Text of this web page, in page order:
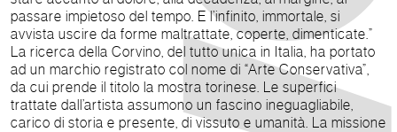
passare impietoso del tempo. E l’infinito, immortale, si
avvista uscire da forme maltrattate, coperte, dimenticate.”
La ricerca della Corvino, del tutto unica in Italia, ha portato
ad un marchio registrato col nome di “Arte Conservativa”,
da cui prende il titolo la mostra torinese. Le superfici
trattate dall’artista assumono un fascino ineguagliabile,
carico di storia e presente, di vissuto e umanità. La missione